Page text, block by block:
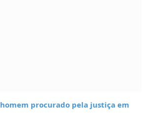
procurado pela justiça em